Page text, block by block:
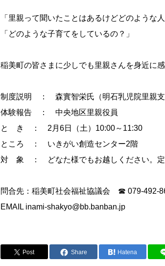
「里親って聞いたことはあるけどどのような人
「どのような子育てをしているの？」
稲美町の皆さまに少しでも里親さんを身近に
制度説明 ： 森實智栄氏（明石乳児院里親支
体験報告 ： 中央地区里親役員
と き ： 2月6日（土）10:00～11:30
ところ ： いきがい創造センター2階
対 象 ： どなた様でもお越しください。定
問合先：稲美町社会福祉協議会 ☎ 079-492-
EMAIL inami-shakyo@bb.banban.jp
Post Share Hatena